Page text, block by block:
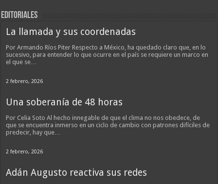
EDITORIALES
La llamada y sus coordenadas
Por Armando Ríos Piter Respecto a México, ha quedado claro que, en lo
sucesivo, para entender lo que ocurre en el país se requiere un marco en
el que se…
2 febrero, 2026
Una soberanía de 48 horas
Por Celia Soto Al hecho innegable de que el clima no nos obedece, de
que se encuentra inmerso en un ciclo de cambio con patrones difíciles de
predecir, hay que…
2 febrero, 2026
Adán Augusto reactiva sus redes